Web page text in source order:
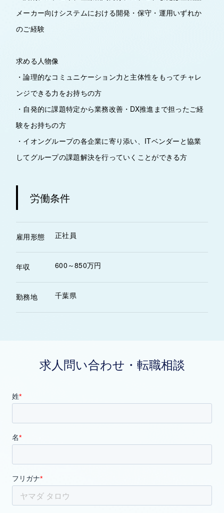
メーカー向けシステムにおける開発・保守・運用いずれか
のご経験
求める人物像
・論理的なコミュニケーション力と主体性をもってチャレ
ンジできる力をお持ちの方
・自発的に課題特定から業務改善・DX推進まで担ったご経
験をお持ちの方
・イオングループの各企業に寄り添い、ITベンダーと協業
してグループの課題解決を行っていくことができる方
労働条件
雇用形態 正社員
年収 600～850万円
勤務地 千葉県
求人問い合わせ・転職相談